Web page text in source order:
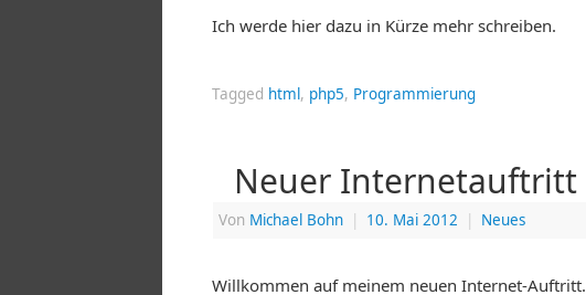
Ich werde hier dazu in Kürze mehr schreiben.
Tagged html, php5, Programmierung
Neuer Internetauftritt
Von Michael Bohn | 10. Mai 2012 | Neues
Willkommen auf meinem neuen Internet-Auftritt.